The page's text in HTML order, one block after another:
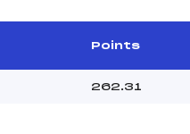
Points
262.31